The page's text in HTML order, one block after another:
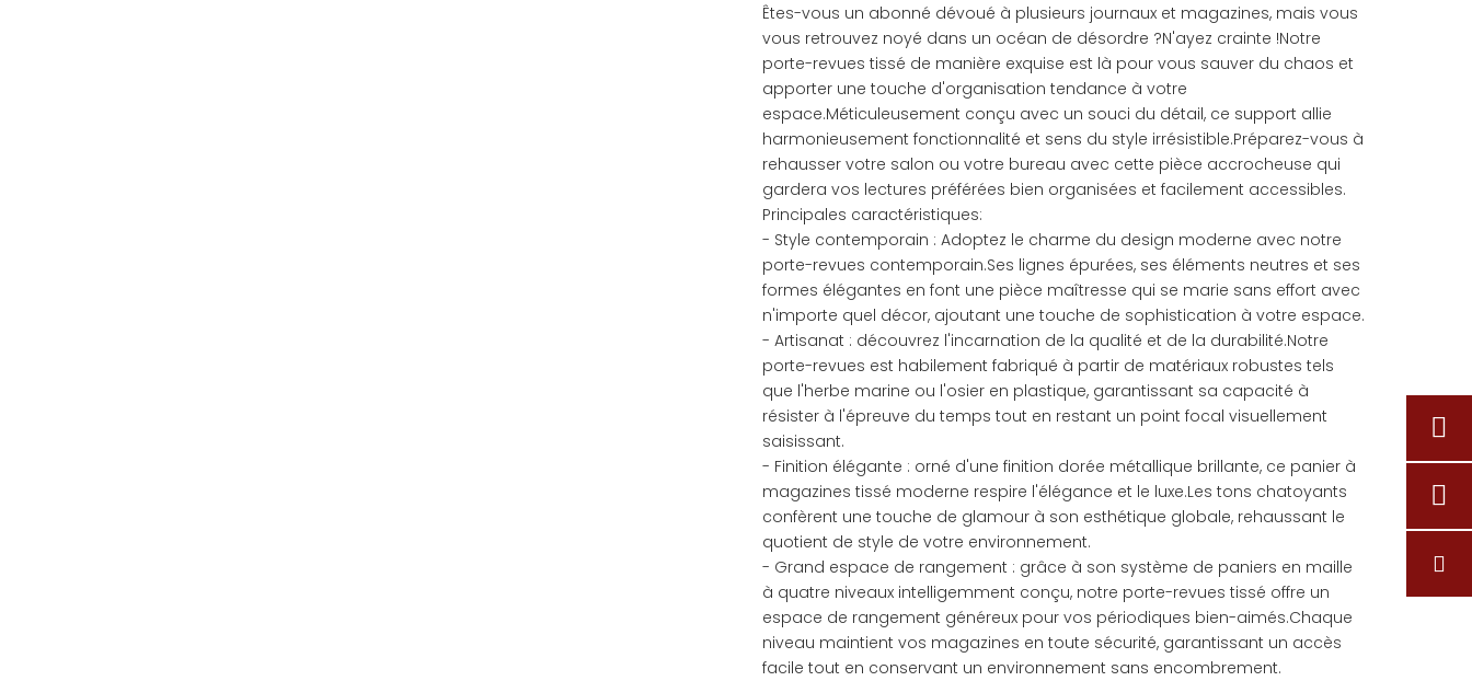
Êtes-vous un abonné dévoué à plusieurs journaux et magazines, mais vous
vous retrouvez noyé dans un océan de désordre ?N'ayez crainte !Notre
porte-revues tissé de manière exquise est là pour vous sauver du chaos et
apporter une touche d'organisation tendance à votre
espace.Méticuleusement conçu avec un souci du détail, ce support allie
harmonieusement fonctionnalité et sens du style irrésistible.Préparez-vous à
rehausser votre salon ou votre bureau avec cette pièce accrocheuse qui
gardera vos lectures préférées bien organisées et facilement accessibles.
Principales caractéristiques:
- Style contemporain : Adoptez le charme du design moderne avec notre
porte-revues contemporain.Ses lignes épurées, ses éléments neutres et ses
formes élégantes en font une pièce maîtresse qui se marie sans effort avec
n'importe quel décor, ajoutant une touche de sophistication à votre espace.
- Artisanat : découvrez l'incarnation de la qualité et de la durabilité.Notre
porte-revues est habilement fabriqué à partir de matériaux robustes tels
que l'herbe marine ou l'osier en plastique, garantissant sa capacité à
résister à l'épreuve du temps tout en restant un point focal visuellement
saisissant.
- Finition élégante : orné d'une finition dorée métallique brillante, ce panier à
magazines tissé moderne respire l'élégance et le luxe.Les tons chatoyants
confèrent une touche de glamour à son esthétique globale, rehaussant le
quotient de style de votre environnement.
- Grand espace de rangement : grâce à son système de paniers en maille
à quatre niveaux intelligemment conçu, notre porte-revues tissé offre un
espace de rangement généreux pour vos périodiques bien-aimés.Chaque
niveau maintient vos magazines en toute sécurité, garantissant un accès
facile tout en conservant un environnement sans encombrement.